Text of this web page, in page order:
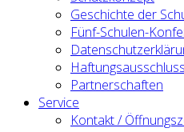
Geschichte der
Fünf-Schulen-
Haftungsausschluss
Partnerschaften
Service
Kontakt /